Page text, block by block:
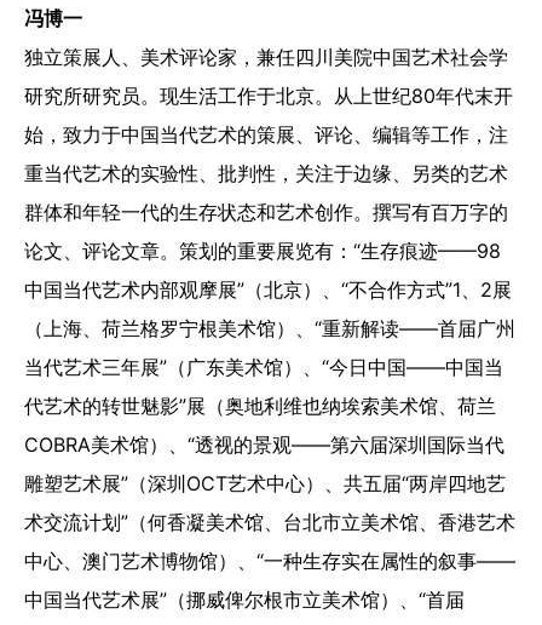
冯博一
独立策展人、美术评论家，兼任四川美院中国艺术社会学
研究所研究员。现生活工作于北京。从上世纪80年代末开
始，致力于中国当代艺术的策展、评论、编辑等工作，注
重当代艺术的实验性、批判性，关注于边缘、另类的艺术
群体和年轻一代的生存状态和艺术创作。撰写有百万字的
论文、评论文章。策划的重要展览有：“生存痕迹——98
中国当代艺术内部观摩展”（北京）、“不合作方式”1、2展
（上海、荷兰格罗宁根美术馆）、“重新解读——首届广州
当代艺术三年展”（广东美术馆）、“今日中国——中国当
代艺术的转世魅影”展（奥地利维也纳埃索美术馆、荷兰
COBRA美术馆）、“透视的景观——第六届深圳国际当代
雕塑艺术展”（深圳OCT艺术中心）、共五届“两岸四地艺
术交流计划”（何香凝美术馆、台北市立美术馆、香港艺术
中心、澳门艺术博物馆）、“一种生存实在属性的叙事——
中国当代艺术展”（挪威俾尔根市立美术馆）、“首届